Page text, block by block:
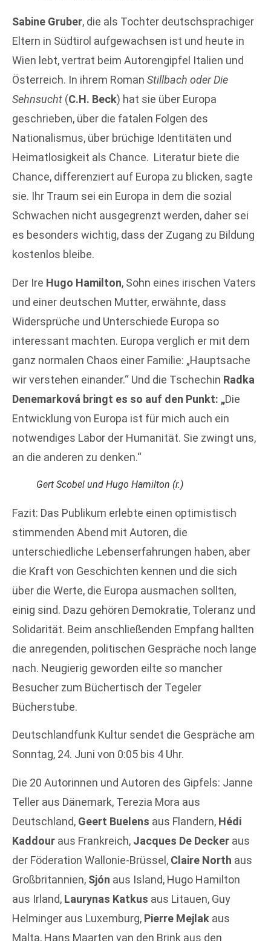
Sabine Gruber, die als Tochter deutschsprachiger
Eltern in Südtirol aufgewachsen ist und heute in
Wien lebt, vertrat beim Autorengipfel Italien und
Österreich. In ihrem Roman Stillbach oder Die
Sehnsucht (C.H. Beck) hat sie über Europa
geschrieben, über die fatalen Folgen des
Nationalismus, über brüchige Identitäten und
Heimatlosigkeit als Chance. Literatur biete die
Chance, differenziert auf Europa zu blicken, sagte
sie. Ihr Traum sei ein Europa in dem die sozial
Schwachen nicht ausgegrenzt werden, daher sei
es besonders wichtig, dass der Zugang zu Bildung
kostenlos bleibe.
Der Ire Hugo Hamilton, Sohn eines irischen Vaters
und einer deutschen Mutter, erwähnte, dass
Widersprüche und Unterschiede Europa so
interessant machten. Europa verglich er mit dem
ganz normalen Chaos einer Familie: „Hauptsache
wir verstehen einander.“ Und die Tschechin Radka
Denemarková bringt es so auf den Punkt: „Die
Entwicklung von Europa ist für mich auch ein
notwendiges Labor der Humanität. Sie zwingt uns,
an die anderen zu denken.“
Gert Scobel und Hugo Hamilton (r.)
Fazit: Das Publikum erlebte einen optimistisch
stimmenden Abend mit Autoren, die
unterschiedliche Lebenserfahrungen haben, aber
die Kraft von Geschichten kennen und die sich
über die Werte, die Europa ausmachen sollten,
einig sind. Dazu gehören Demokratie, Toleranz und
Solidarität. Beim anschließenden Empfang hallten
die anregenden, politischen Gespräche noch lange
nach. Neugierig geworden eilte so mancher
Besucher zum Büchertisch der Tegeler
Bücherstube.
Deutschlandfunk Kultur sendet die Gespräche am
Sonntag, 24. Juni von 0:05 bis 4 Uhr.
Die 20 Autorinnen und Autoren des Gipfels: Janne
Teller aus Dänemark, Terezia Mora aus
Deutschland, Geert Buelens aus Flandern, Hédi
Kaddour aus Frankreich, Jacques De Decker aus
der Föderation Wallonie-Brüssel, Claire North aus
Großbritannien, Sjón aus Island, Hugo Hamilton
aus Irland, Laurynas Katkus aus Litauen, Guy
Helminger aus Luxemburg, Pierre Mejlak aus
Malta, Hans Maarten van den Brink aus den